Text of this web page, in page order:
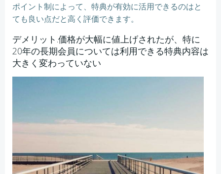
ポイント制によって、特典が有効に活用できるのはと
ても良い点だと高く評価できます。
デメリット.価格が大幅に値上げされたが、特に
20年の長期会員については利用できる特典内容は
大きく変わっていない